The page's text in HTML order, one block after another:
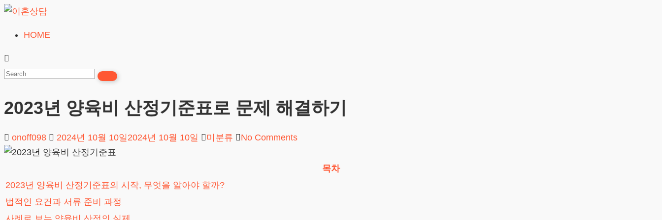
Skip
content
혼
상
24시간365일
HOME
2023년 양육비 산정기준표로 문제 해결하기
onoff098 2024년 10월 10일 2024년 10월 10일 미분류 No Comments
목차
2023년 양육비 산정기준표의 시작, 무엇을 알아야 할까?
법적인 요건과 서류 준비 과정